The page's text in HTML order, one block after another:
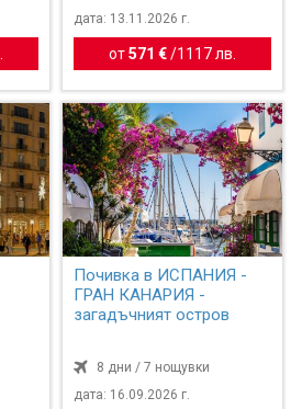
дата: 13.11.2026 г.
от571 €/ 1117 лв.
Почивка в ИСПАНИЯ -
ГРАН КАНАРИЯ -
загадъчният остров
8 дни / 7 нощувки
дата: 16.09.2026 г.